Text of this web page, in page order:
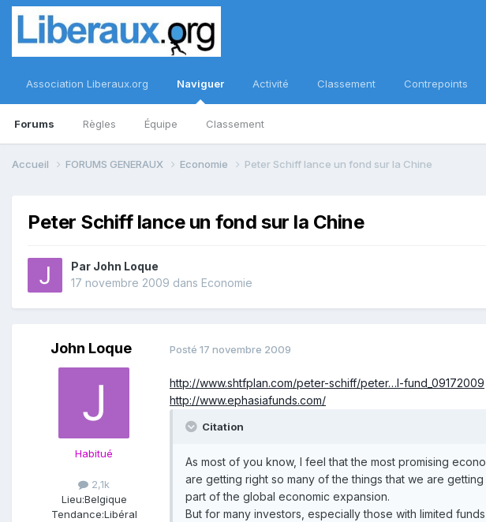
Association Liberaux.org Naviguer
Forums Règles Équipe Classement
Activité Classement Contrepoints
Accueil FORUMS GENERAUX Economie Peter Schiff lance un fond sur la Chine
Peter Schiff lance un fond sur la Chine
Par John Loque
17 novembre 2009 dans Economie
John Loque
Habitué
2,1k
Lieu:Belgique
Tendance:Libéral
Posté 17 novembre 2009
http://www.shtfplan.com/peter-schiff/peter…l-fund_09172009
http://www.ephasiafunds.com/
Citation
As most of you know, I feel that the most promising
are getting right so many of the things that we are
part of the global economic expansion.
But for many investors, especially those with limited